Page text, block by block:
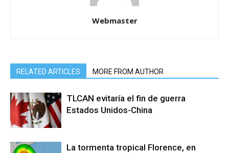
Webmaster
RELATED ARTICLES MORE FROM AUTHOR
TLCAN evitaría el fin de guerra
Estados Unidos-China
La tormenta tropical Florence, en